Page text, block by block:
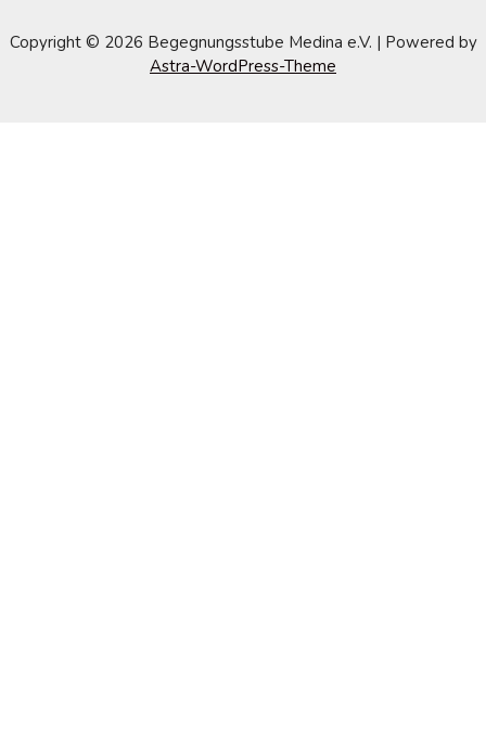
Copyright © 2026 Begegnungsstube Medina e.V. | Powered by
Astra-WordPress-Theme